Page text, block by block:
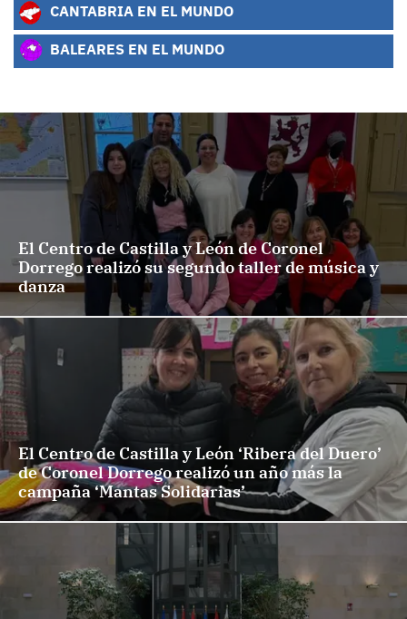
CANTABRIA EN EL MUNDO
BALEARES EN EL MUNDO
El Centro de Castilla y León de Coronel
Dorrego realizó su segundo taller de música y
danza
El Centro de Castilla y León ‘Ribera del Duero’
de Coronel Dorrego realizó un año más la
campaña ‘Mantas Solidarias’